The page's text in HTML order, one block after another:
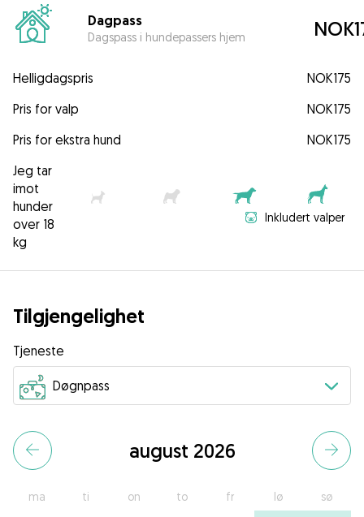
Dagpass
Dagspass i hundepassers hjem
Helligdagspris
NOK175
Pris for valp
NOK175
Pris for ekstra hund
NOK175
Jeg tar
imot
hunder
over 18
kg
Inkludert valper
Tilgjengelighet
Tjeneste
august 2026
ma ti on to fr lø sø